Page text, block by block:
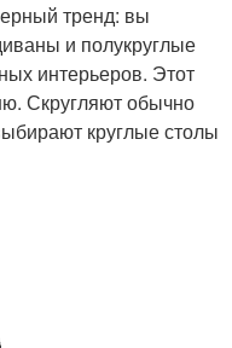
тренд: вы
и полукруглые
интерьеров. Этот
Скругляют обычно
круглые столы